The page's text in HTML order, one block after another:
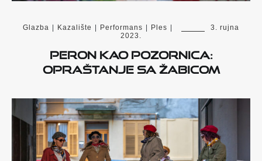
Glazba | Kazalište | Performans | Ples |
3. rujna
2023.
Peron kao pozornica:
opraštanje sa Žabicom